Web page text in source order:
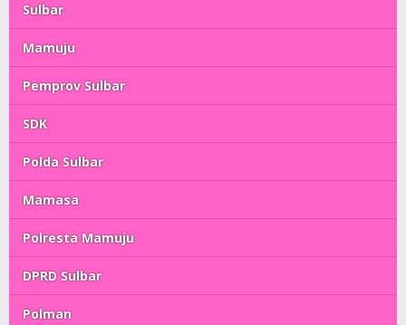
Sulbar
Mamuju
Pemprov Sulbar
SDK
Polda Sulbar
Mamasa
Polresta Mamuju
DPRD Sulbar
Polman